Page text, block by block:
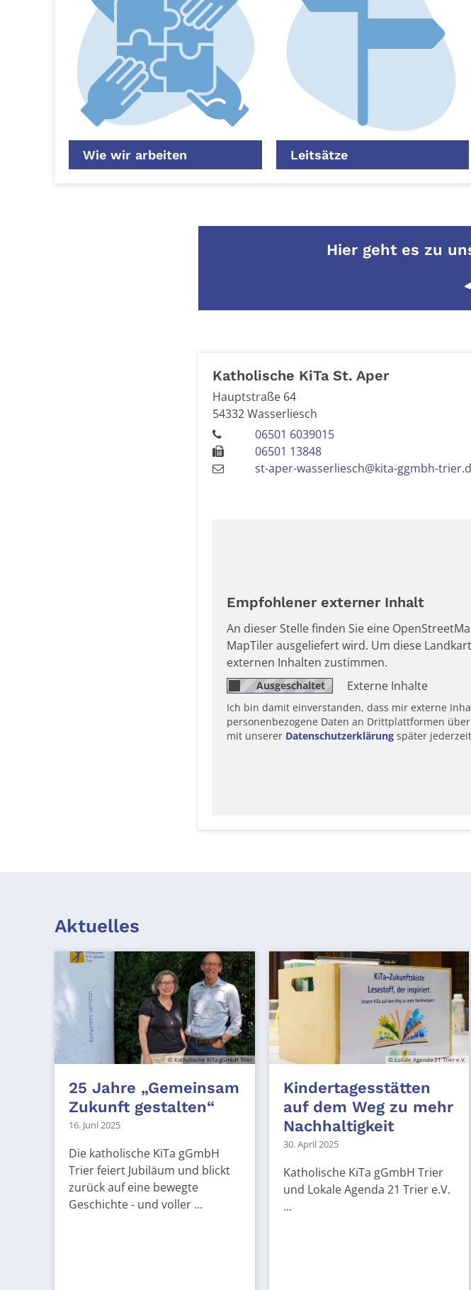
Wie wir arbeiten Leitsätze
Hier geht es zu
Katholische KiTa St. Aper
Hauptstraße 64
54332Wasserliesch
06501 6039015
06501 13848
st-aper-wasserliesch@kita-ggmbh-
Empfohlener externer Inhalt
An dieser Stelle finden Sie eine
MapTiler ausgeliefert wird. Um diese
externen Inhalten zustimmen.
Externe Inhalte
Ich bin damit einverstanden, dass mir externe
personenbezogene Daten an Drittplattformen
mit unserer Datenschutzerklärung später
Aktuelles
© Katholische KiTa gGmbH Trier
25 Jahre „Gemeinsam
Zukunft gestalten“
16. Juni 2025
Die katholische KiTa gGmbH
Trier feiert Jubiläum und blickt
zurück auf eine bewegte
Geschichte - und voller ...
© Lokale Agenda 21 Trier e.V.
Kindertagesstätten
auf dem Weg zu mehr
Nachhaltigkeit
30. April 2025
Katholische KiTa gGmbH Trier
und Lokale Agenda 21 Trier e.V.
...